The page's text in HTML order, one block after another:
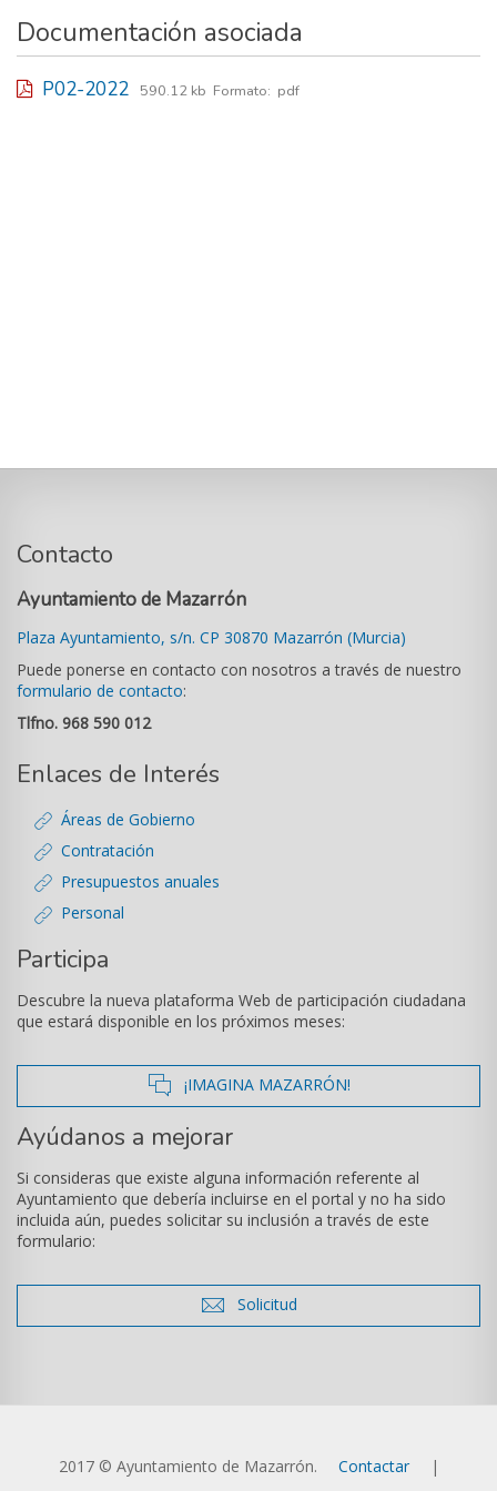
Documentación asociada
P02-2022 590.12 kb Formato: pdf
Contacto
Ayuntamiento de Mazarrón
Plaza Ayuntamiento, s/n. CP 30870 Mazarrón (Murcia)
Puede ponerse en contacto con nosotros a través de nuestro
formulario de contacto:
Tlfno. 968 590 012
Enlaces de Interés
Áreas de Gobierno
Contratación
Presupuestos anuales
Personal
Participa
Descubre la nueva plataforma Web de participación ciudadana
que estará disponible en los próximos meses:
icono
de
comentarios
¡IMAGINA MAZARRÓN!
Ayúdanos a mejorar
Si consideras que existe alguna información referente al
Ayuntamiento que debería incluirse en el portal y no ha sido
incluida aún, puedes solicitar su inclusión a través de este
formulario:
icono
de
Solicitud
2017 © Ayuntamiento de Mazarrón. Contactar |